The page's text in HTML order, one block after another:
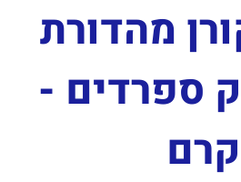
מהדורת
ספרדים -
קרם